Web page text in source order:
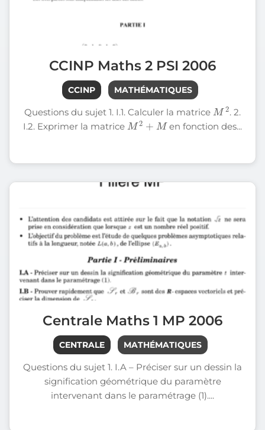
CCINP Maths 2 PSI 2006
CCINP MATHÉMATIQUES
Questions du sujet 1. I.1. Calculer la matrice
M2
. 2.
I.2. Exprimer la matrice
M2 M
en fonction des...
Centrale Maths 1 MP 2006
CENTRALE MATHÉMATIQUES
Questions du sujet 1. I.A – Préciser sur un dessin la
signification géométrique du paramètre
intervenant dans le paramétrage (1)....